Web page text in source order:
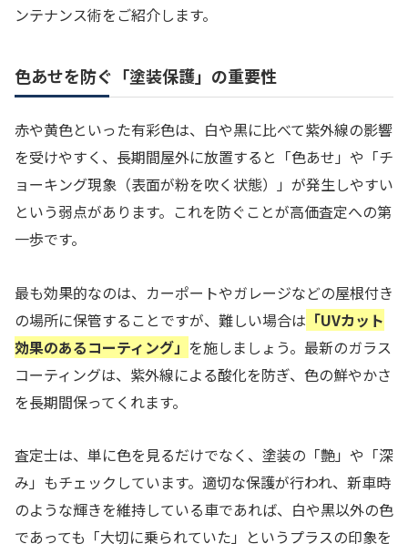
ンテナンス術をご紹介します。
色あせを防ぐ「塗装保護」の重要性
赤や黄色といった有彩色は、白や黒に比べて紫外線の影響
を受けやすく、長期間屋外に放置すると「色あせ」や「チ
ョーキング現象（表面が粉を吹く状態）」が発生しやすい
という弱点があります。これを防ぐことが高価査定への第
一歩です。
最も効果的なのは、カーポートやガレージなどの屋根付き
の場所に保管することですが、難しい場合は 「UVカット
効果のあるコーティング」 を施しましょう。最新のガラス
コーティングは、紫外線による酸化を防ぎ、色の鮮やかさ
を長期間保ってくれます。
査定士は、単に色を見るだけでなく、塗装の「艶」や「深
み」もチェックしています。適切な保護が行われ、新車時
のような輝きを維持している車であれば、白や黒以外の色
であっても「大切に乗られていた」というプラスの印象を